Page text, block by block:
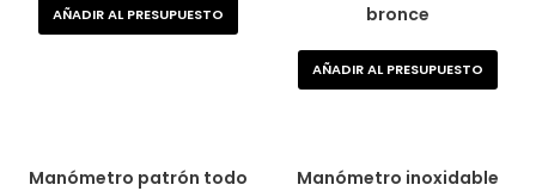
AÑADIR AL PRESUPUESTO
bronce
AÑADIR AL PRESUPUESTO
Manómetro patrón todo
Manómetro inoxidable